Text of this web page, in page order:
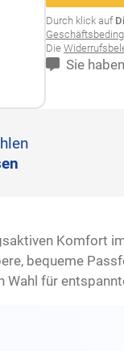
Durch klick auf
Die
Sie
Komfort
bequeme
für